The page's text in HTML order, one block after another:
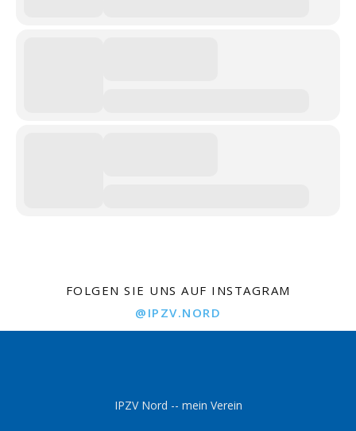
FOLGEN SIE UNS AUF INSTAGRAM
@IPZV.NORD
IPZV Nord -- mein Verein